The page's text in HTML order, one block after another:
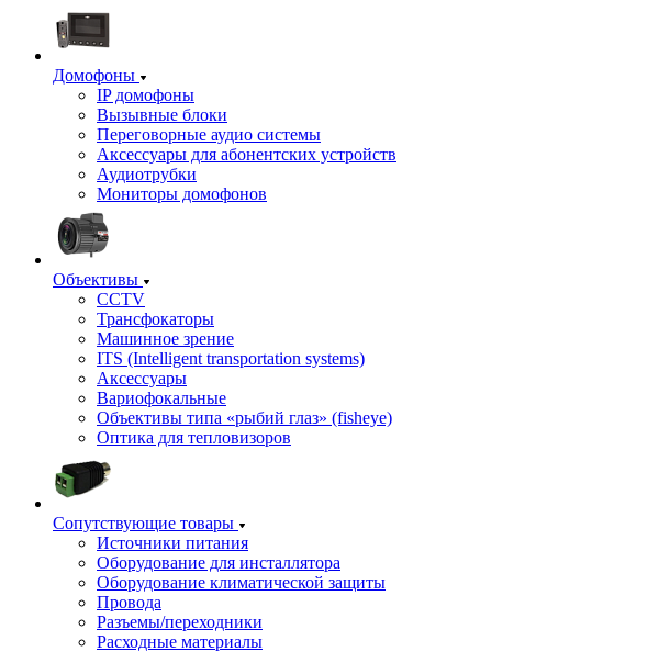
Домофоны
IP домофоны
Вызывные блоки
Переговорные аудио системы
Аксессуары для абонентских устройств
Аудиотрубки
Мониторы домофонов
Объективы
CCTV
Трансфокаторы
Машинное зрение
ITS (Intelligent transportation systems)
Аксессуары
Вариофокальные
Объективы типа «рыбий глаз» (fisheye)
Оптика для тепловизоров
Сопутствующие товары
Источники питания
Оборудование для инсталлятора
Оборудование климатической защиты
Провода
Разъемы/переходники
Расходные материалы